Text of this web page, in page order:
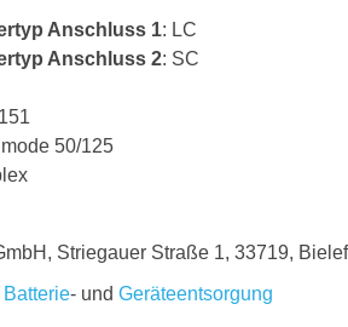
Anschluss 1: LC
Anschluss 2: SC
50/125
Striegauer Straße 1, 33719,
Batterie- und Geräteentsorgung